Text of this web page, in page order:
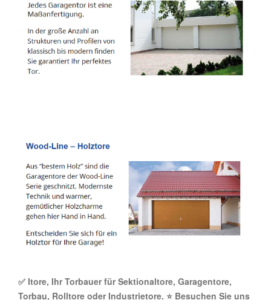
✅ Itore, Ihr Torbauer für Sektionaltore, Garagentore,
Torbau, Rolltore oder Industrietore. ⭐ Besuchen Sie uns